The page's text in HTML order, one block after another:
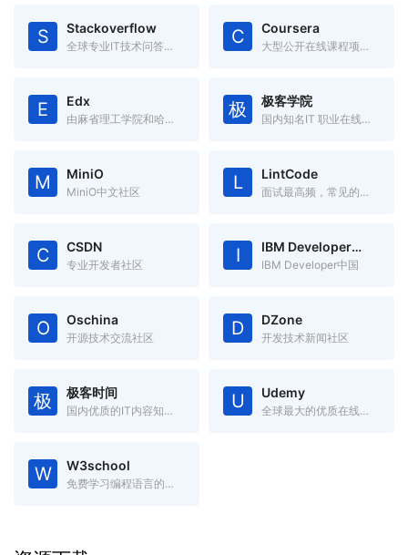
S Stackoverflow
全球专业IT技术问答社区 C Coursera
大型公开在线课程项目，由美国斯坦福大学两名计算机科学教授创办。
E Edx
由麻省理工学院和哈佛大学联合创办的大规模开放在线课堂平台。 极 极客学院
国内知名IT 职业在线教育平台
M MiniO
MiniO中文社区 L LintCode
面试最高频，常见的编程题目
C CSDN
专业开发者社区 I IBM Developer中国
IBM Developer中国
O Oschina
开源技术交流社区 D DZone
开发技术新闻社区
极 极客时间
国内优质的IT内容知识服务 U Udemy
全球最大的优质在线课程网站
W W3school
免费学习编程语言的在线学习网站